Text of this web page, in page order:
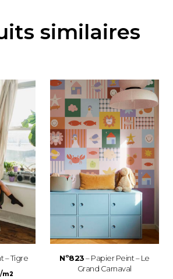
similaires
– Tigre
/m2
Nº823– Papier Peint – Le
Grand Carnaval